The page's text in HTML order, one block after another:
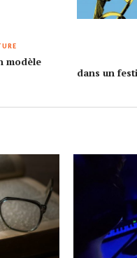
modèle
dans un